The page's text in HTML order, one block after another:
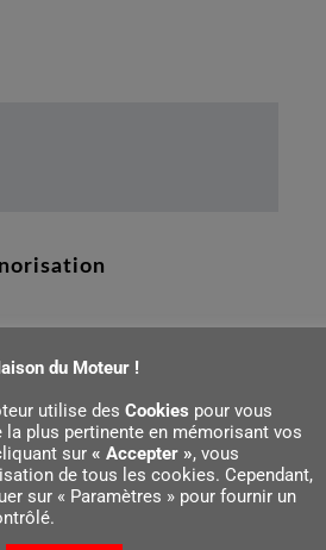
du Moteur !
utilise des Cookies pour vous
plus pertinente en mémorisant vos
sur « Accepter », vous
de tous les cookies. Cependant,
sur « Paramètres » pour fournir un